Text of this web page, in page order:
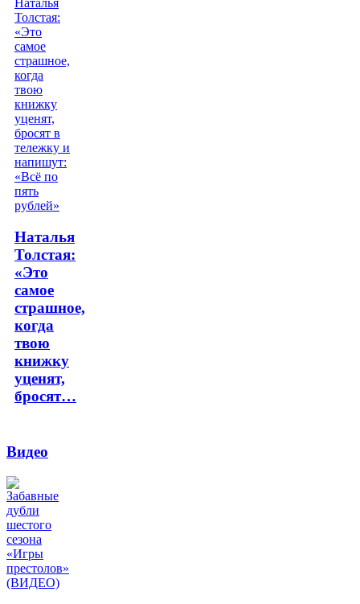
Наталья
Толстая:
«Это
самое
страшное,
когда
твою
книжку
уценят,
бросят…
Видео